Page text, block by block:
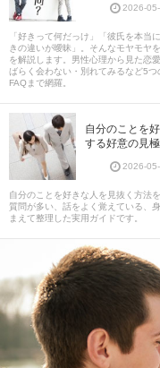
2026-
「好きって何だっけ」「彼氏を本当
きの違いが曖昧」。そんなモヤモヤ
を解説します。男性心理から見た恋
ばらく会わない・別れてみるなど5つ
FAQまで網羅。
自分のことを
する好意の見
2026-
自分のことを好きな人を見抜く方法
質問が多い、話をよく覚えている、
まえて整理した実用ガイドです。